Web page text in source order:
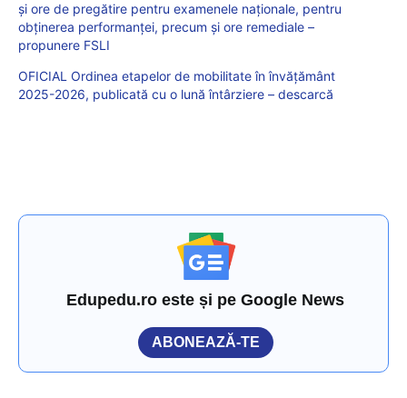
și ore de pregătire pentru examenele naționale, pentru
obținerea performanței, precum și ore remediale –
propunere FSLI
OFICIAL Ordinea etapelor de mobilitate în învățământ
2025-2026, publicată cu o lună întârziere – descarcă
Edupedu.ro este și pe Google News
ABONEAZĂ-TE